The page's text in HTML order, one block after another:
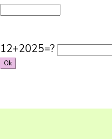
12+2025=?